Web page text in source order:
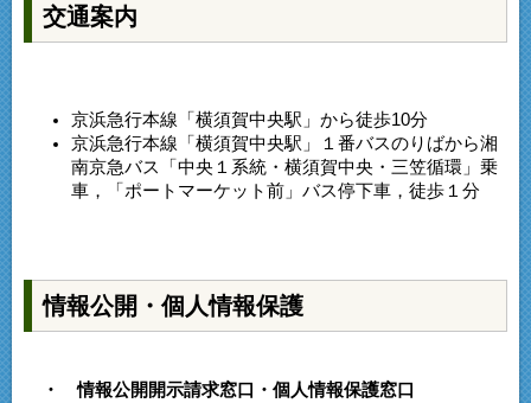
交通案内
京浜急行本線「横須賀中央駅」から徒歩10分
京浜急行本線「横須賀中央駅」１番バスのりばから湘
南京急バス「中央１系統・横須賀中央・三笠循環」乗
車，「ポートマーケット前」バス停下車，徒歩１分
情報公開・個人情報保護
・ 情報公開開示請求窓口・個人情報保護窓口